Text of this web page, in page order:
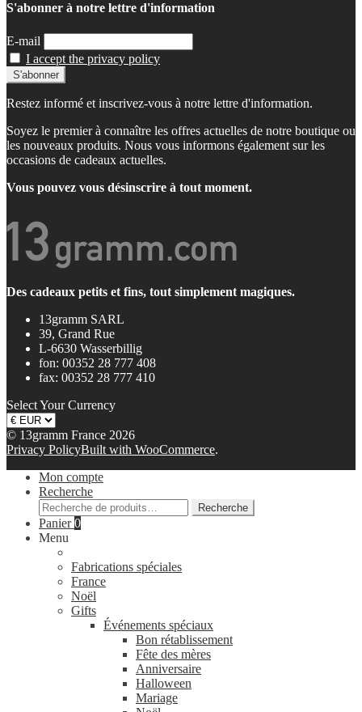
S'abonner à notre lettre d'information
E-mail
I accept the privacy policy
Restez informé et inscrivez-vous à notre lettre d'information.
Soyez le premier à connaître les offres actuelles de notre boutique ou
les nouveaux produits. Nous vous informons également sur les
occasions de cadeaux actuelles.
Vous pouvez vous désinscrire à tout moment.
Des cadeaux petits et fins, tout simplement magiques.
13gramm SARL
39, Grand Rue
L-6630 Wasserbillig
fon: 00352 28 777 408
fax: 00352 28 777 410
Select Your Currency
© 13gramm France 2026
Privacy PolicyBuilt with WooCommerce.
Mon compte
Recherche
Recherche
pour :
Recherche
Panier0
Menu
Fabrications spéciales
France
Noël
Gifts
Événements spéciaux
Bon rétablissement
Fête des mères
Anniversaire
Halloween
Mariage